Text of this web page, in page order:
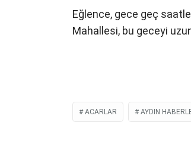
Eğlence, gece geç
Mahallesi, bu geceyi
ACARLAR AYDIN